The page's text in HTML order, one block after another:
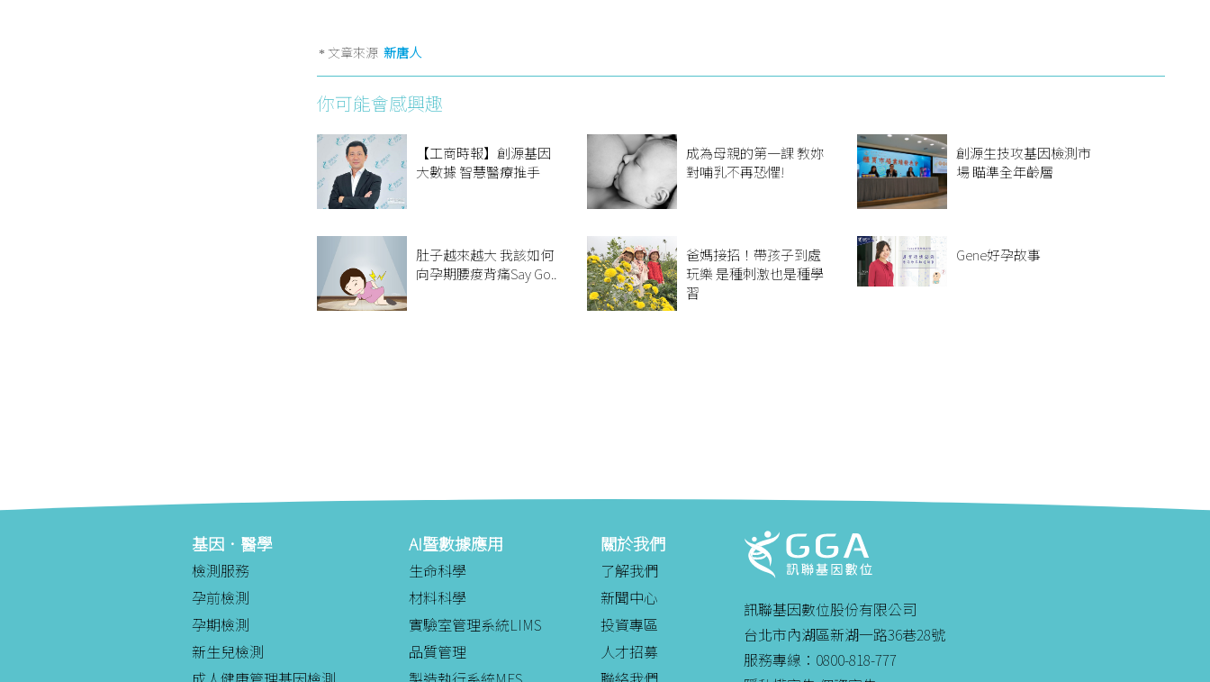
文章來源 新唐人
你可能會感興趣
【工商時報】創源基因
大數據 智慧醫療推手
成為母親的第一課 教妳
對哺乳不再恐懼!
創源生技攻基因檢測市
場 瞄準全年齡層
肚子越來越大 我該如何
向孕期腰痠背痛Say Go..
爸媽接招！帶孩子到處
玩樂 是種刺激也是種學
習
Gene好孕故事
基因．醫學
檢測服務
孕前檢測
孕期檢測
新生兒檢測
AI暨數據應用
生命科學
材料科學
實驗室管理系統LIMS
品質管理
關於我們
了解我們
新聞中心
投資專區
人才招募
訊聯基因數位股份有限公司
台北市內湖區新湖一路36巷28號
服務專線：0800-818-777